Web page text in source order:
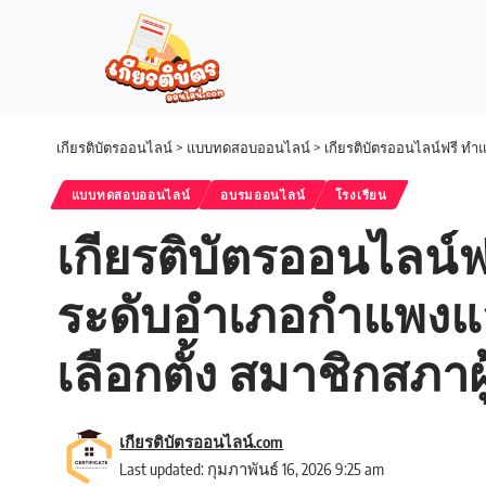
เกียรติบัตรออนไลน์ > แบบทดสอบออนไลน์ > เกียรติบัตรออนไลน์ฟรี ทำ
แบบทดสอบออนไลน์ อบรมออนไลน์ โรงเรียน
เกียรติบัตรออนไลน์
ระดับอำเภอกำแพง
เลือกตั้ง สมาชิกสภ
Last updated: กุมภาพันธ์ 16, 2026 9:25 am
เกียรติบัตรออนไลน์.com